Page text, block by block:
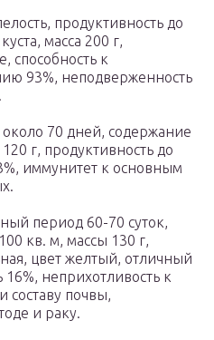
продуктивность до
масса 200 г,
способность к
93%, неподверженность
около 70 дней, содержание
г, продуктивность до
иммунитет к основным
период 60-70 суток,
кв. м, массы 130 г,
цвет желтый, отличный
16%, неприхотливость к
составу почвы,
и раку.